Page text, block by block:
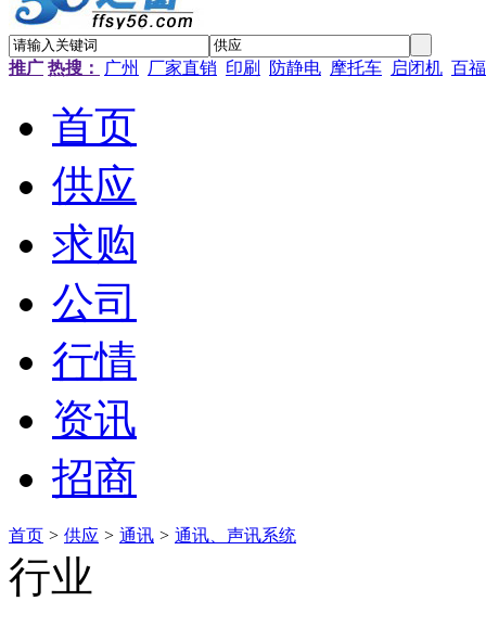
推广 热搜： 广州 厂家直销 印刷 防静电 摩托车 启闭机 百福
首页
供应
求购
公司
行情
资讯
招商
首页 > 供应 > 通讯 > 通讯、声讯系统
行业